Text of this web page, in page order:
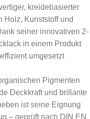
kreidebasierter
Holz, Kunststoff und
seiner innovativen 2-
in einem Produkt
umgesetzt
Pigmenten
Deckkraft und brillante
ist seine Eignung
– geprüft nach DIN EN